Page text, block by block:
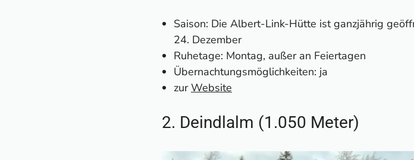
Saison: Die Albert-Link-Hütte ist ganzjährig
24. Dezember
Ruhetage: Montag, außer an Feiertagen
Übernachtungsmöglichkeiten: ja
zurWebsite
2. Deindlalm (1.050 Meter)